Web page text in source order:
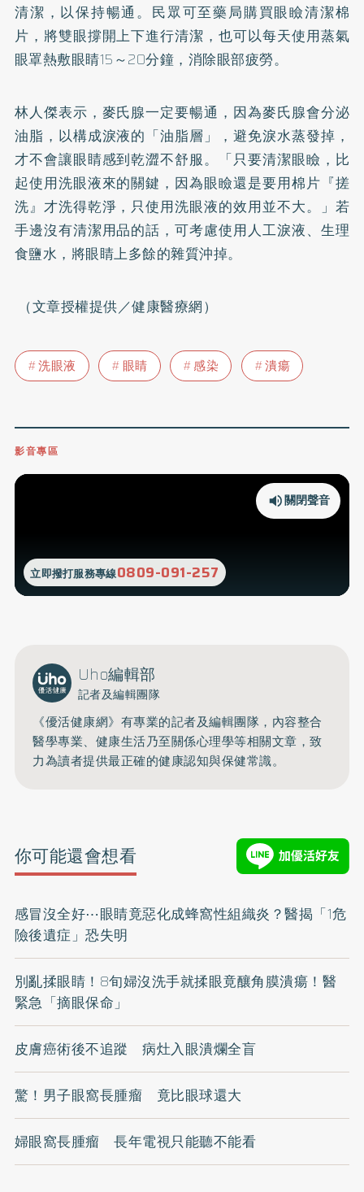
清潔，以保持暢通。民眾可至藥局購買眼瞼清潔棉
片，將雙眼撐開上下進行清潔，也可以每天使用蒸氣
眼罩熱敷眼睛15～20分鐘，消除眼部疲勞。
林人傑表示，麥氏腺一定要暢通，因為麥氏腺會分泌
油脂，以構成淚液的「油脂層」，避免淚水蒸發掉，
才不會讓眼睛感到乾澀不舒服。「只要清潔眼瞼，比
起使用洗眼液來的關鍵，因為眼瞼還是要用棉片『搓
洗』才洗得乾淨，只使用洗眼液的效用並不大。」若
手邊沒有清潔用品的話，可考慮使用人工淚液、生理
食鹽水，將眼睛上多餘的雜質沖掉。
（文章授權提供／健康醫療網）
洗眼液 眼睛 感染 潰瘍
影音專區
立即撥打服務專線0809-091-257
關閉聲音
Uho編輯部
記者及編輯團隊
《優活健康網》有專業的記者及編輯團隊，內容整合
醫學專業、健康生活乃至關係心理學等相關文章，致
力為讀者提供最正確的健康認知與保健常識。
你可能還會想看
感冒沒全好⋯眼睛竟惡化成蜂窩性組織炎？醫揭「1危
險後遺症」恐失明
別亂揉眼睛！8旬婦沒洗手就揉眼竟釀角膜潰瘍！醫
緊急「摘眼保命」
皮膚癌術後不追蹤 病灶入眼潰爛全盲
驚！男子眼窩長腫瘤 竟比眼球還大
婦眼窩長腫瘤 長年電視只能聽不能看